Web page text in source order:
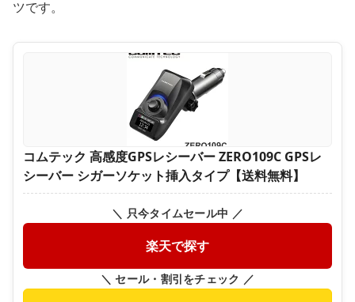
ツです。
コムテック 高感度GPSレシーバー ZERO109C GPSレ
シーバー シガーソケット挿入タイプ【送料無料】
＼ 只今タイムセール中 ／
楽天で探す
＼ セール・割引をチェック ／